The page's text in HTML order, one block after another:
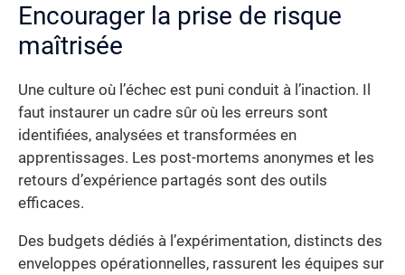
Encourager la prise de risque
maîtrisée
Une culture où l’échec est puni conduit à l’inaction. Il
faut instaurer un cadre sûr où les erreurs sont
identifiées, analysées et transformées en
apprentissages. Les post-mortems anonymes et les
retours d’expérience partagés sont des outils
efficaces.
Des budgets dédiés à l’expérimentation, distincts des
enveloppes opérationnelles, rassurent les équipes sur